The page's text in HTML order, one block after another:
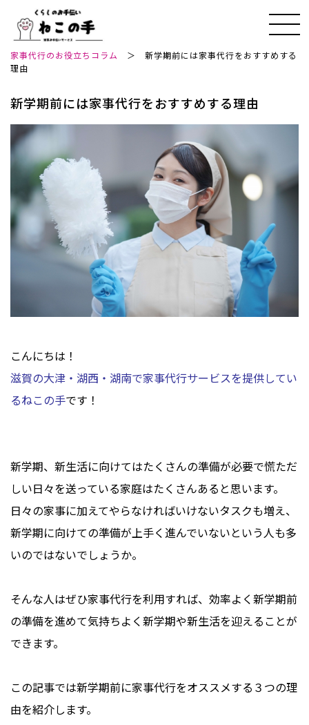
家事代行のお役立ちコラム ＞ 新学期前には家事代行をおすすめする
理由
新学期前には家事代行をおすすめする理由
こんにちは！
滋賀の大津・湖西・湖南で家事代行サービスを提供してい
るねこの手です！
新学期、新生活に向けてはたくさんの準備が必要で慌ただ
しい日々を送っている家庭はたくさんあると思います。
日々の家事に加えてやらなければいけないタスクも増え、
新学期に向けての準備が上手く進んでいないという人も多
いのではないでしょうか。
そんな人はぜひ家事代行を利用すれば、効率よく新学期前
の準備を進めて気持ちよく新学期や新生活を迎えることが
できます。
この記事では新学期前に家事代行をオススメする３つの理
由を紹介します。